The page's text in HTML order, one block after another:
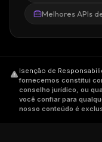
Melhores APIs
Isenção de
fornecemos constitui
conselho jurídico, ou
você confiar para
nosso conteúdo é